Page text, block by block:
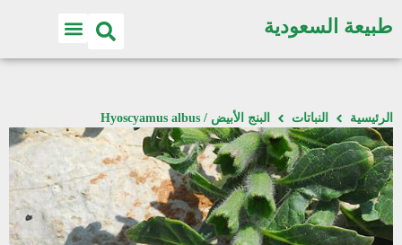
طبيعة السعودية
الرئيسية النباتات البنج الأبيض / Hyoscyamus albus